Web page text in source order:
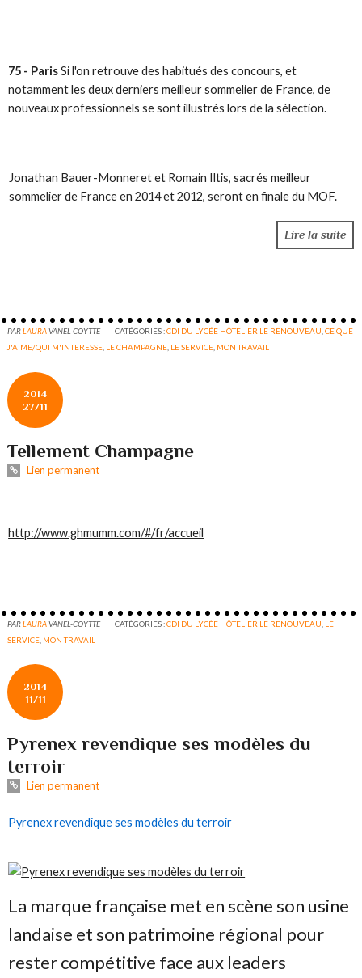
75 - ParisSi l'on retrouve des habitués des concours, et
notamment les deux derniers meilleur sommelier de France, de
nouveaux professionnels se sont illustrés lors de la sélection.
Jonathan Bauer-Monneret et Romain Iltis, sacrés meilleur
sommelier de France en 2014 et 2012, seront en finale du MOF.
Lire la suite
PARLAURAVANEL-COYTTE CATÉGORIES :CDI DU LYCÉE HÔTELIER LE RENOUVEAU ,CE QUE
J'AIME/QUI M'INTERESSE LE CHAMPAGNE LE SERVICE MON TRAVAIL
2014
27/11
Tellement Champagne
Lien permanent
http://www.ghmumm.com/#/fr/accueil
PARLAURAVANEL-COYTTE CATÉGORIES :CDI DU LYCÉE HÔTELIER LE RENOUVEAU LE
SERVICE MON TRAVAIL
2014
11/11
Pyrenex revendique ses modèles du
terroir
Lien permanent
Pyrenex revendique ses modèles du terroir
La marque française met en scène son usine
landaise et son patrimoine régional pour
rester compétitive face aux leaders